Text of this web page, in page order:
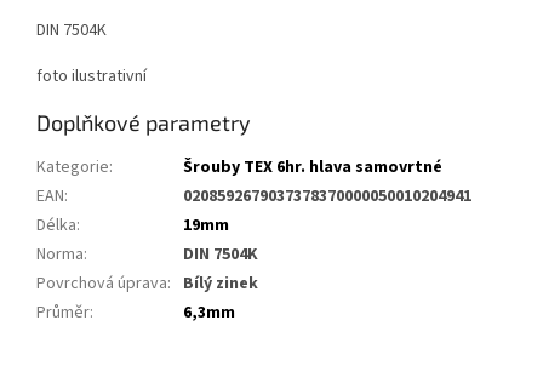
DIN 7504K
foto ilustrativní
Doplňkové parametry
Kategorie:
Šrouby TEX 6hr. hlava samovrtné
EAN:
0208592679037378370000050010204941
Délka:
19mm
Norma:
DIN 7504K
Povrchová úprava: Bílý zinek
Průměr: 6,3mm